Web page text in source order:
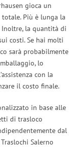
gioca un
Più è lunga la
la quantità di
costi. Se hai molti
sarà probabilmente
lo
con la
il costo finale.
in base alle
di trasloco
dal
Salerno